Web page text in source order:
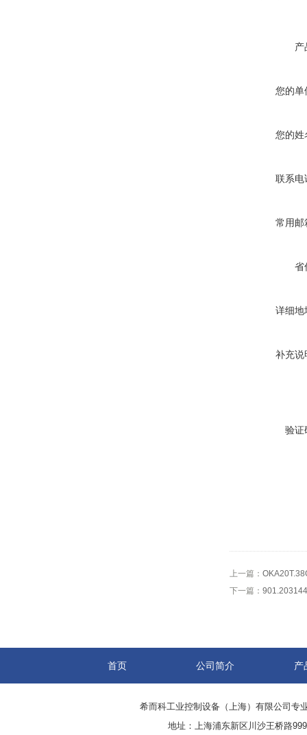
产
您的单
您的姓
联系电
常用邮
省
详细地
补充说
验证
上一篇：
下一篇：
首页 公司简介 产
希而科工业控制设备（上海）有限公司专
地址：上海浦东新区川沙王桥路